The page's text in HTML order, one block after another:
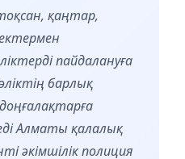
қаңтар,
пайдалануға
барлық
Алматы қалалық
әкімшілік полиция